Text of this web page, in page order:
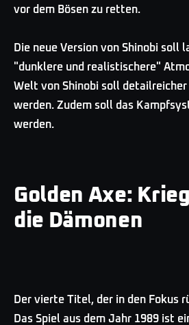
vor dem Bösen zu retten.
Die neue Version von Shinobi soll
"dunklere und realistischere"
Welt von Shinobi soll detailreicher
werden. Zudem soll das
werden.
Golden Axe:
die Dämonen
Der vierte Titel, der in den Fokus
Das Spiel aus dem Jahr 1989 ist